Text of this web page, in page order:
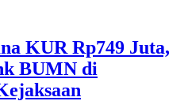
KUR Rp749 Juta,
BUMN di